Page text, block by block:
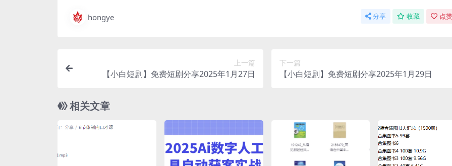
hongye 分享 收藏 点
上一篇
【小白短剧】免费短剧分享2025年1月27日
下一篇
【小白短剧】免费短剧分享2025年1月29日
相关文章